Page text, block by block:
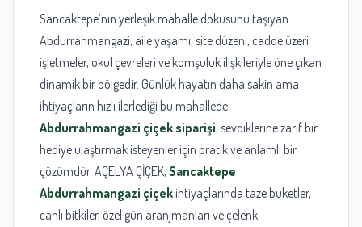
Sancaktepe’nin yerleşik mahalle dokusunu taşıyan
Abdurrahmangazi, aile yaşamı, site düzeni, cadde üzeri
işletmeler, okul çevreleri ve komşuluk ilişkileriyle öne çıkan
dinamik bir bölgedir. Günlük hayatın daha sakin ama
ihtiyaçların hızlı ilerlediği bu mahallede
Abdurrahmangazi çiçek siparişi, sevdiklerine zarif bir
hediye ulaştırmak isteyenler için pratik ve anlamlı bir
çözümdür. AÇELYA ÇİÇEK, Sancaktepe
Abdurrahmangazi çiçek ihtiyaçlarında taze buketler,
canlı bitkiler, özel gün aranjmanları ve çelenk